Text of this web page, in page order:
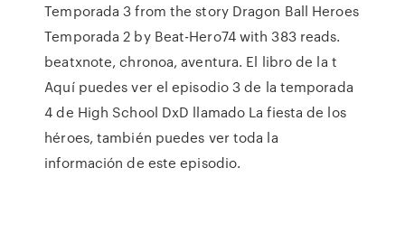
Temporada 3 from the story Dragon Ball Heroes
Temporada 2 by Beat-Hero74 with 383 reads.
beatxnote, chronoa, aventura. El libro de la t
Aquí puedes ver el episodio 3 de la temporada
4 de High School DxD llamado La fiesta de los
héroes, también puedes ver toda la
información de este episodio.